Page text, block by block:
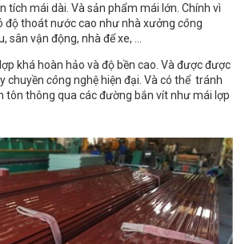
tích mái dài. Và sản phẩm mái lớn. Chính vì
độ thoát nước cao như nhà xưởng công
sân vận động, nhà để xe, …
khá hoàn hảo và độ bền cao. Và được được
chuyền công nghệ hiện đại. Và có thể tránh
tôn thông qua các đường bắn vít như mái lợp